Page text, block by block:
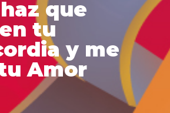
que
tu
y me
Amor